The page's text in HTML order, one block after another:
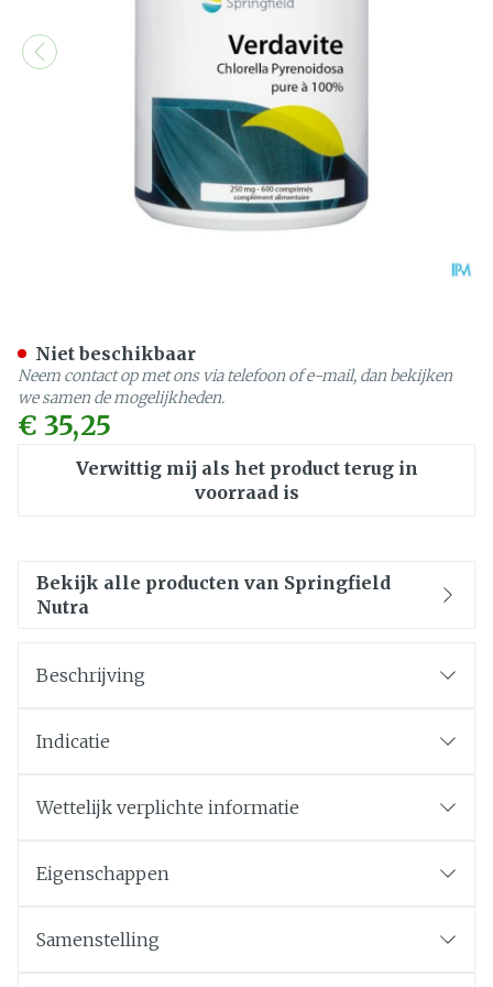
€ 35,25
Verwittig mij als het product terug in
voorraad is
Niet beschikbaar
Neem contact op met ons via telefoon of e-mail, dan bekijken
we samen de mogelijkheden.
Bekijk alle producten van Springfield
Nutra
Beschrijving
Indicatie
Wettelijk verplichte informatie
Eigenschappen
Samenstelling